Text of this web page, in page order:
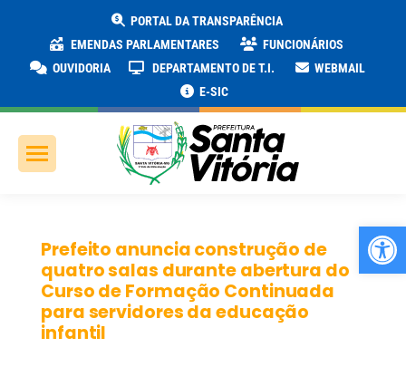
PORTAL DA TRANSPARÊNCIA
EMENDAS PARLAMENTARES
FUNCIONÁRIOS
OUVIDORIA
DEPARTAMENTO DE T.I.
WEBMAIL
E-SIC
Prefeito anuncia construção de
quatro salas durante abertura do
Curso de Formação Continuada
para servidores da educação
infantil